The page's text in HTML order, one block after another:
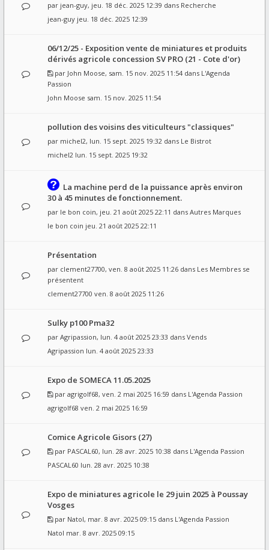
par jean-guy, jeu. 18 déc. 2025 12:39 dans Recherche
jean-guy jeu. 18 déc. 2025 12:39
06/12/25 - Exposition vente de miniatures et produits
dérivés agricole concession SV PRO (21 - Cote d'or)
par John Moose, sam. 15 nov. 2025 11:54 dans L'Agenda
Passion
John Moose sam. 15 nov. 2025 11:54
pollution des voisins des viticulteurs "classiques"
par michel2, lun. 15 sept. 2025 19:32 dans Le Bistrot
michel2 lun. 15 sept. 2025 19:32
La machine perd de la puissance après environ
30 à 45 minutes de fonctionnement.
par le bon coin, jeu. 21 août 2025 22:11 dans Autres Marques
le bon coin jeu. 21 août 2025 22:11
Présentation
par clement27700, ven. 8 août 2025 11:26 dans Les Membres se
présentent
clement27700 ven. 8 août 2025 11:26
Sulky p100 Pma32
par Agripassion, lun. 4 août 2025 23:33 dans Vends
Agripassion lun. 4 août 2025 23:33
Expo de SOMECA 11.05.2025
par agrigolf68, ven. 2 mai 2025 16:59 dans L'Agenda Passion
agrigolf68 ven. 2 mai 2025 16:59
Comice Agricole Gisors (27)
par PASCAL60, lun. 28 avr. 2025 10:38 dans L'Agenda Passion
PASCAL60 lun. 28 avr. 2025 10:38
Expo de miniatures agricole le 29 juin 2025 à Poussay
Vosges
par Natol, mar. 8 avr. 2025 09:15 dans L'Agenda Passion
Natol mar. 8 avr. 2025 09:15